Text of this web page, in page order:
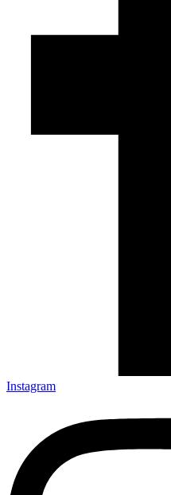
Instagram